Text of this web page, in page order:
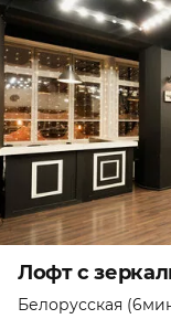
Лофт с
Белорусская